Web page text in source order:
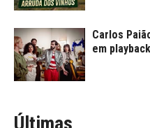
Carlos
em playback